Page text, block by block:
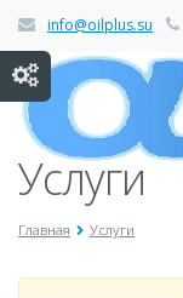
info@oilplus.su
Услуги
Главная Услуги